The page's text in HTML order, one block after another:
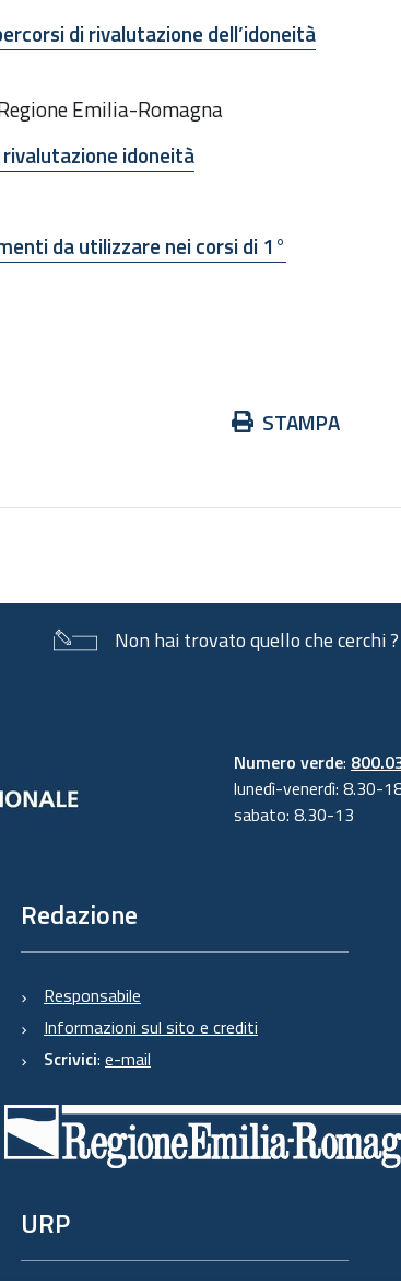
di rivalutazione dell’idoneità
Emilia-Romagna
idoneità
da utilizzare nei corsi di 1°
AzioniSTAMPA
Non hai trovato quello che cerchi ?
Numero verde:
lunedì-venerdì: 8.30-
sabato: 8.30-13
Redazione
Responsabile
Informazioni sul sito e crediti
Scrivici: e-mail
URP